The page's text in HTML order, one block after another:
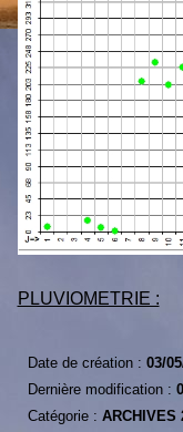
PLUVIOMETRIE :
Date de création : 03/
Dernière modification :
Catégorie : ARCHIVES